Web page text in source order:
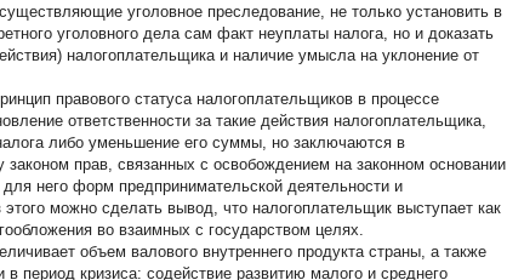
уголовное преследование, не только установить в
уголовного дела сам факт неуплаты налога, но и доказать
налогоплательщика и наличие умысла на уклонение от
правового статуса налогоплательщиков в процессе
ответственности за такие действия налогоплательщика,
либо уменьшение его суммы, но заключаются в
прав, связанных с освобождением на законном основании
него форм предпринимательской деятельности и
можно сделать вывод, что налогоплательщик выступает как
во взаимных с государством целях.
объем валового внутреннего продукта страны, а также
период кризиса: содействие развитию малого и среднего